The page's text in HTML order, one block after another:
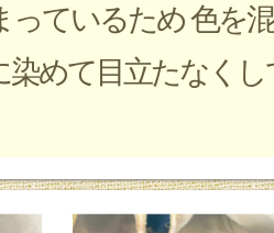
っているため 色を混
染めて目立たなくし